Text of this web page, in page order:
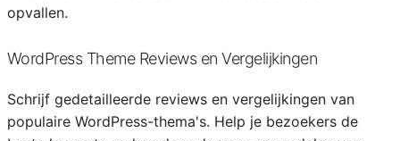
opvallen.
WordPress Theme Reviews en Vergelijkingen
Schrijf gedetailleerde reviews en vergelijkingen van
populaire WordPress-thema's. Help je bezoekers de